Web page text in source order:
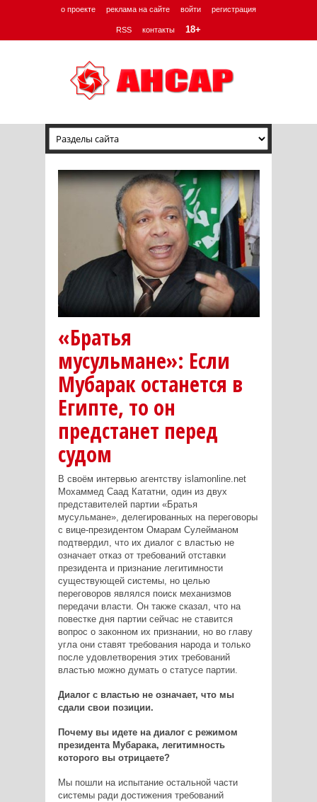
о проекте реклама на сайте войти регистрация
RSS контакты 18+
«Братья
мусульмане»: Если
Мубарак останется в
Египте, то он
предстанет перед
судом
В своём интервью агентству islamonline.net
Мохаммед Саад Кататни, один из двух
представителей партии «Братья
мусульмане», делегированных на переговоры
с вице-президентом Омарам Сулейманом
подтвердил, что их диалог с властью не
означает отказ от требований отставки
президента и признание легитимности
существующей системы, но целью
переговоров являлся поиск механизмов
передачи власти. Он также сказал, что на
повестке дня партии сейчас не ставится
вопрос о законном их признании, но во главу
угла они ставят требования народа и только
после удовлетворения этих требований
властью можно думать о статусе партии.
Диалог с властью не означает, что мы
сдали свои позиции.
Почему вы идете на диалог с режимом
президента Мубарака, легитимность
которого вы отрицаете?
Мы пошли на испытание остальной части
системы ради достижения требований